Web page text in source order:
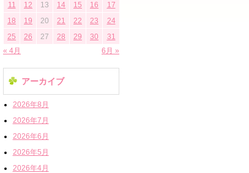
« 4月 6月 »
11
12 13 14 15 16
17
18
19 20 21 22 23
24
25
26 27 28 29 30 31
アーカイブ
2026年8月
2026年7月
2026年6月
2026年5月
2026年4月